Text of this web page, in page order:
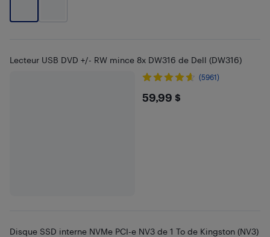
Lecteur USB DVD +/- RW mince 8x DW316 de Dell (DW316)
(5961)
$59.99
59,99 $
Disque SSD interne NVMe PCI-e NV3 de 1 To de Kingston (NV3)